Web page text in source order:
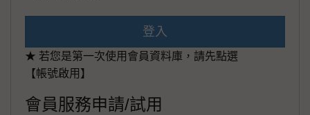
登入
★ 若您是第一次使用會員資料庫，請先點選
【帳號啟用】
會員服務申請/試用